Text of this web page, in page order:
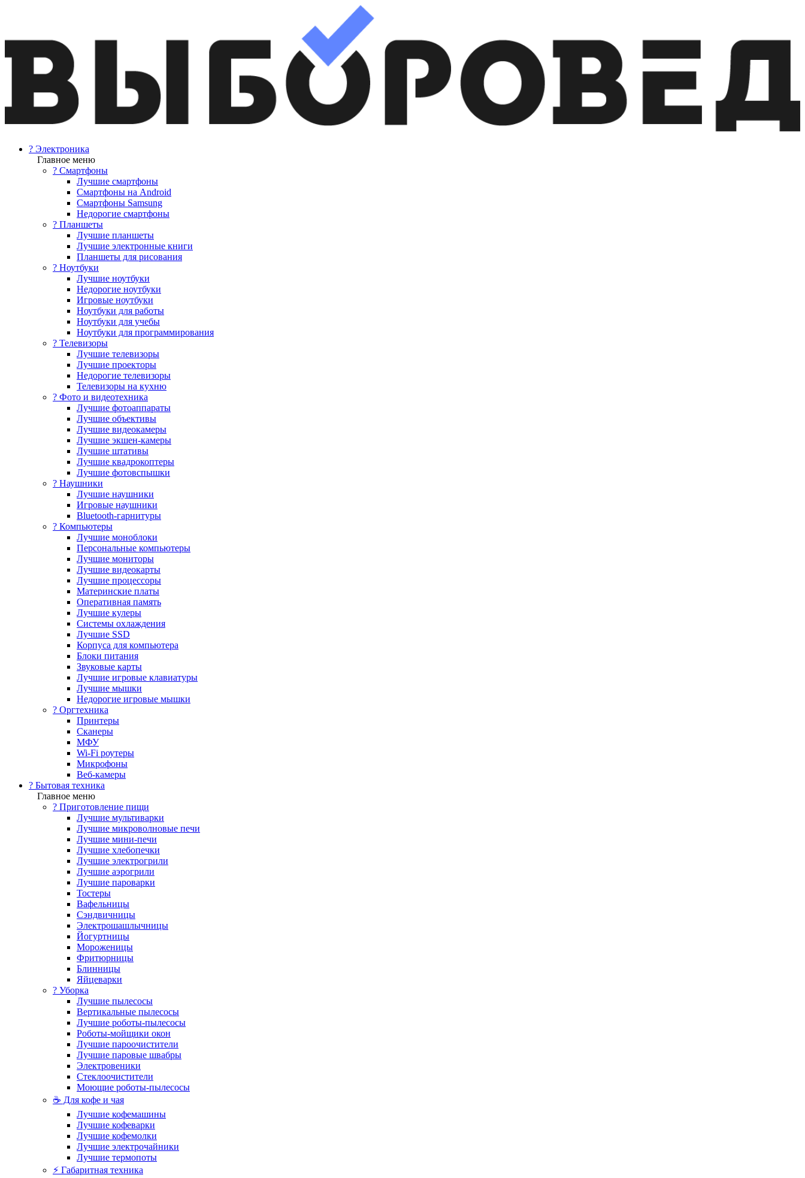
? Электроника
Главное меню
? Смартфоны
Лучшие смартфоны
Смартфоны на Android
Смартфоны Samsung
Недорогие смартфоны
? Планшеты
Лучшие планшеты
Лучшие электронные книги
Планшеты для рисования
? Ноутбуки
Лучшие ноутбуки
Недорогие ноутбуки
Игровые ноутбуки
Ноутбуки для работы
Ноутбуки для учебы
Ноутбуки для программирования
? Телевизоры
Лучшие телевизоры
Лучшие проекторы
Недорогие телевизоры
Телевизоры на кухню
? Фото и видеотехника
Лучшие фотоаппараты
Лучшие объективы
Лучшие видеокамеры
Лучшие экшен-камеры
Лучшие штативы
Лучшие квадрокоптеры
Лучшие фотовспышки
? Наушники
Лучшие наушники
Игровые наушники
Bluetooth-гарнитуры
?️ Компьютеры
Лучшие моноблоки
Персональные компьютеры
Лучшие мониторы
Лучшие видеокарты
Лучшие процессоры
Материнские платы
Оперативная память
Лучшие кулеры
Системы охлаждения
Лучшие SSD
Корпуса для компьютера
Блоки питания
Звуковые карты
Лучшие игровые клавиатуры
Лучшие мышки
Недорогие игровые мышки
?️ Оргтехника
Принтеры
Сканеры
МФУ
Wi-Fi роутеры
Микрофоны
Веб-камеры
? Бытовая техника
Главное меню
? Приготовление пищи
Лучшие мультиварки
Лучшие микроволновые печи
Лучшие мини-печи
Лучшие хлебопечки
Лучшие электрогрили
Лучшие аэрогрили
Лучшие пароварки
Тостеры
Вафельницы
Сэндвичницы
Электрошашлычницы
Йогуртницы
Мороженицы
Фритюрницы
Блинницы
Яйцеварки
? Уборка
Лучшие пылесосы
Вертикальные пылесосы
Лучшие роботы-пылесосы
Роботы-мойщики окон
Лучшие пароочистители
Лучшие паровые швабры
Электровеники
Стеклоочистители
Моющие роботы-пылесосы
☕ Для кофе и чая
Лучшие кофемашины
Лучшие кофеварки
Лучшие кофемолки
Лучшие электрочайники
Лучшие термопоты
⚡ Габаритная техника